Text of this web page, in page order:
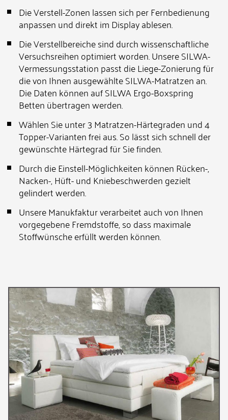
Die Verstell-Zonen lassen sich per Fern­be­dienung
anpassen und direkt im Display ablesen.
Die Verstellbereiche sind durch wissenschaftliche
Versuchsreihen optimiert worden. Unsere SILWA-
Vermessungsstation passt die Liege-Zonierung für
die von Ihnen ausgewählte SILWA-Matratzen an.
Die Daten können auf SILWA Ergo-Boxspring
Betten übertragen werden.
Wählen Sie unter 3 Matratzen-Härtegraden und 4
Topper-Varianten frei aus. So lässt sich schnell der
gewünschte Härtegrad für Sie finden.
Durch die Einstell-Möglichkeiten können Rücken-,
Nacken-, Hüft- und Kniebeschwerden gezielt
gelindert werden.
Unsere Manukfaktur verarbeitet auch von Ihnen
vorgegebene Fremdstoffe, so dass maximale
Stoffwünsche erfüllt werden können.